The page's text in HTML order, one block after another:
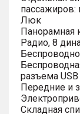
пассажиров:
Люк
Панорамная
Радио, 8
разъема USB
Передние и
Складная